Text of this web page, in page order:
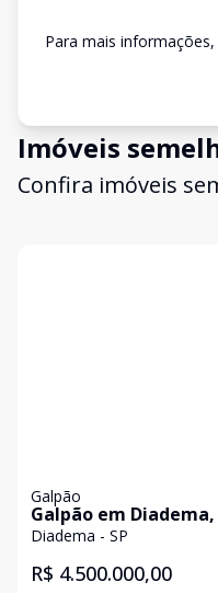
Para mais
Imóveis
Confira imóveis
Galpão
Galpão em
à venda.
Diadema - SP
R$ 4.500.000,00